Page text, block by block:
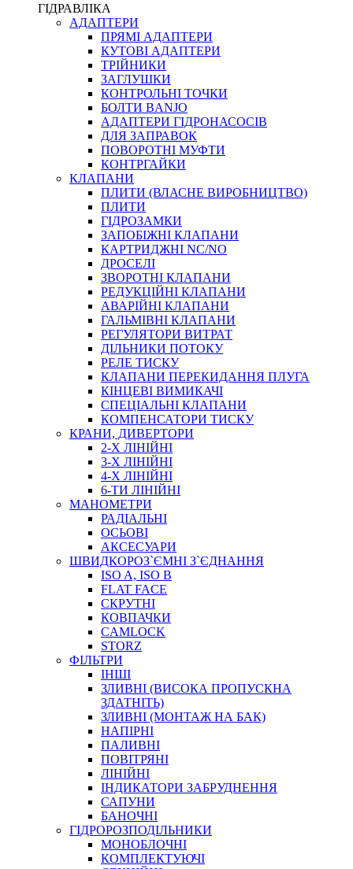
ФІТИНГИ ДІАГНОСТИЧНІ
АКСЕСУАРИ
ТРУБКИ ТА КОМПЛЕКТУЮЧІ
ФІТИНГИ ГІДРАВЛІЧНІ
ФІТИНГИ КОНДИЦІОНЕРНІ
ЗАХИСТ РУКАВІВ
ФІТИНГИ KARCHER
ФІТИНГИ НА ПІДЙОМ КАБІНИ
КОНЕКТОРИ
ХОМУТИ
ЧЕРВ`ЯЧНІ
ПРУЖИННІ
НЕЙЛОНОВІ
ПРОРЕЗИНЕНІ
АВТОТОВАРИ
АВТОХІМІЯ
ДОМКРАТИ
НАБОРИ ЗАПОБІЖНИКІВ, КЛЕМ, АКСЕСУАРІВ
НАСОСИ, КОМПРЕСОРИ, МАНОМЕТРИ
ПАСТА, АНТИСЕПТИК
ІНСТРУМЕНТ
САДОВИЙ ІНВЕНТАР
ЕЛЕКТРИЧНІ ПРИЛАДИ
ПАЛЬНИКИ, ПАЯЛЬНИКИ, ПАЯЛЬНІ ЛАМПИ
ІНСТРУМЕНТИ ДЛЯ ЕЛЕКТРИКА
ЕЛЕКТРОІНСТРУМЕНТИ
ЗАМКИ І КОМПЛЕКТУЮЧІ
ІНСТРУМЕНТИ ДЛЯ ЗВАРЮВАННЯ, АКСЕСУАРИ
ГІДРАВЛІКА
АДАПТЕРИ
ПРЯМІ АДАПТЕРИ
КУТОВІ АДАПТЕРИ
ТРІЙНИКИ
ЗАГЛУШКИ
КОНТРОЛЬНІ ТОЧКИ
БОЛТИ BANJO
АДАПТЕРИ ГІДРОНАСОСІВ
ДЛЯ ЗАПРАВОК
ПОВОРОТНІ МУФТИ
КОНТРГАЙКИ
КЛАПАНИ
ПЛИТИ (ВЛАСНЕ ВИРОБНИЦТВО)
ПЛИТИ
ГІДРОЗАМКИ
ЗАПОБІЖНІ КЛАПАНИ
КАРТРИДЖНІ NC/NO
ДРОСЕЛІ
ЗВОРОТНІ КЛАПАНИ
РЕДУКЦІЙНІ КЛАПАНИ
АВАРІЙНІ КЛАПАНИ
ГАЛЬМІВНІ КЛАПАНИ
РЕГУЛЯТОРИ ВИТРАТ
ДІЛЬНИКИ ПОТОКУ
РЕЛЕ ТИСКУ
КЛАПАНИ ПЕРЕКИДАННЯ ПЛУГА
КІНЦЕВІ ВИМИКАЧІ
СПЕЦІАЛЬНІ КЛАПАНИ
КОМПЕНСАТОРИ ТИСКУ
КРАНИ, ДИВЕРТОРИ
2-Х ЛІНІЙНІ
3-Х ЛІНІЙНІ
4-Х ЛІНІЙНІ
6-ТИ ЛІНІЙНІ
МАНОМЕТРИ
РАДІАЛЬНІ
ОСЬОВІ
АКСЕСУАРИ
ШВИДКОРОЗ`ЄМНІ З`ЄДНАННЯ
ISO A, ISO B
FLAT FACE
СКРУТНІ
КОВПАЧКИ
CAMLOCK
STORZ
ФІЛЬТРИ
ІНШІ
ЗЛИВНІ (ВИСОКА ПРОПУСКНА
ЗДАТНІТЬ)
ЗЛИВНІ (МОНТАЖ НА БАК)
НАПІРНІ
ПАЛИВНІ
ПОВІТРЯНІ
ЛІНІЙНІ
ІНДИКАТОРИ ЗАБРУДНЕННЯ
САПУНИ
БАНОЧНІ
ГІДРОРОЗПОДІЛЬНИКИ
МОНОБЛОЧНІ
КОМПЛЕКТУЮЧІ